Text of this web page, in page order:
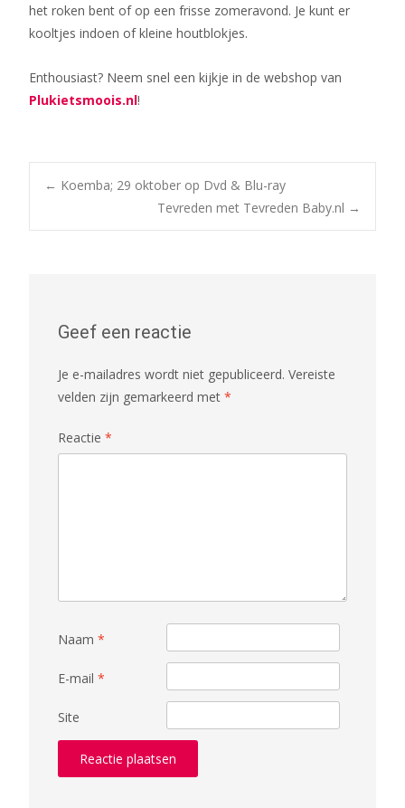
het roken bent of op een frisse zomeravond. Je kunt er
kooltjes indoen of kleine houtblokjes.
Enthousiast? Neem snel een kijkje in de webshop van
Plukietsmoois.nl!
Bericht
← Koemba; 29 oktober op Dvd & Blu-ray
Tevreden met Tevreden Baby.nl →
Geef een reactie
Je e-mailadres wordt niet gepubliceerd. Vereiste
velden zijn gemarkeerd met *
Reactie *
Naam *
E-mail *
Site